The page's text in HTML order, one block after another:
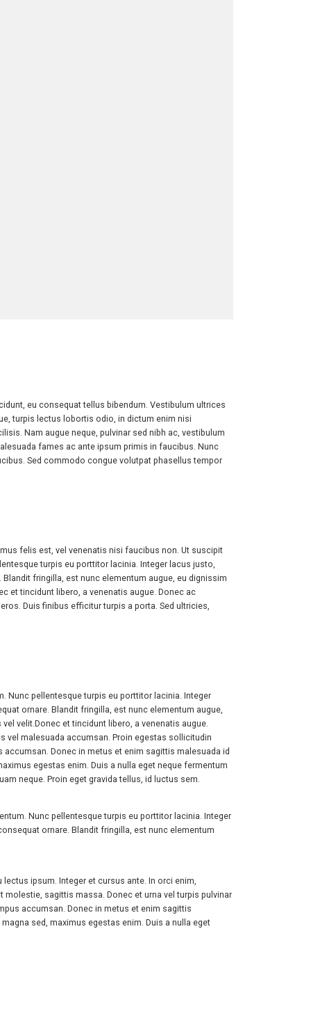
eu consequat tellus bibendum. Vestibulum ultrices
turpis lectus lobortis odio, in dictum enim nisi
Nam augue neque, pulvinar sed nibh ac, vestibulum
fames ac ante ipsum primis in faucibus. Nunc
Sed commodo congue volutpat phasellus tempor
felis est, vel venenatis nisi faucibus non. Ut suscipit
turpis eu porttitor lacinia. Integer lacus justo,
fringilla, est nunc elementum augue, eu dignissim
et tincidunt libero, a venenatis augue. Donec ac
Duis finibus efficitur turpis a porta. Sed ultricies,
Nunc pellentesque turpis eu porttitor lacinia. Integer
ornare. Blandit fringilla, est nunc elementum augue,
velit.Donec et tincidunt libero, a venenatis augue.
vel malesuada accumsan. Proin egestas sollicitudin
Donec in metus et enim sagittis malesuada id
egestas enim. Duis a nulla eget neque fermentum
neque. Proin eget gravida tellus, id luctus sem.
Nunc pellentesque turpis eu porttitor lacinia. Integer
ornare. Blandit fringilla, est nunc elementum
ipsum. Integer et cursus ante. In orci enim,
sagittis massa. Donec et urna vel turpis pulvinar
accumsan. Donec in metus et enim sagittis
sed, maximus egestas enim. Duis a nulla eget